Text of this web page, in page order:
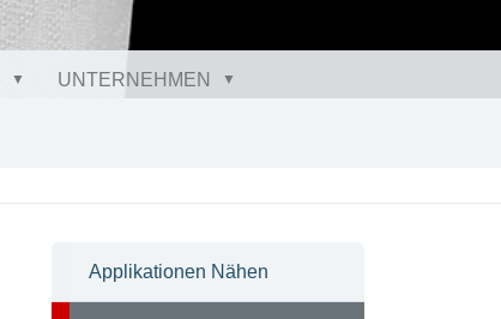
UNTERNEHMEN
Applikationen Nähen